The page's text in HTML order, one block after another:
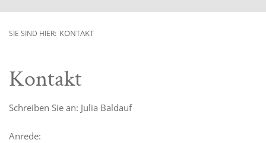
SIE SIND HIER: KONTAKT
Kontakt
Schreiben Sie an: Julia Baldauf
Anrede: